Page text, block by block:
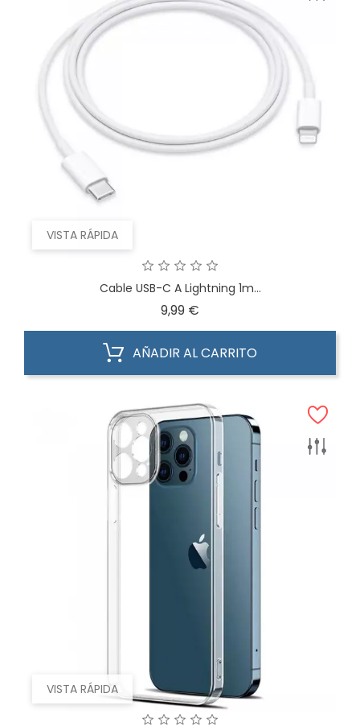
VISTA RÁPIDA
Cable USB-C A Lightning 1m...
9,99 €
AÑADIR AL CARRITO
VISTA RÁPIDA